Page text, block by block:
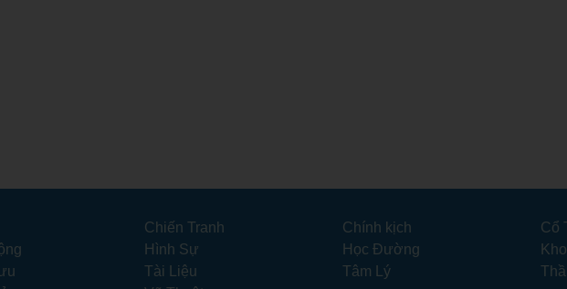
Chiến Tranh Chính kịch Cổ
Hình Sự Học Đường
Tài Liệu Tâm Lý